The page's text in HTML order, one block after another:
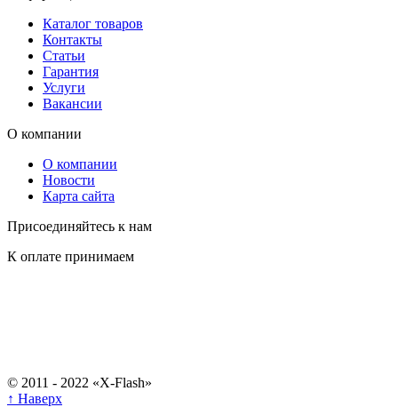
Каталог товаров
Контакты
Статьи
Гарантия
Услуги
Вакансии
О компании
О компании
Новости
Карта сайта
Присоединяйтесь к нам
К оплате принимаем
© 2011 - 2022 «X-Flash»
↑ Наверх